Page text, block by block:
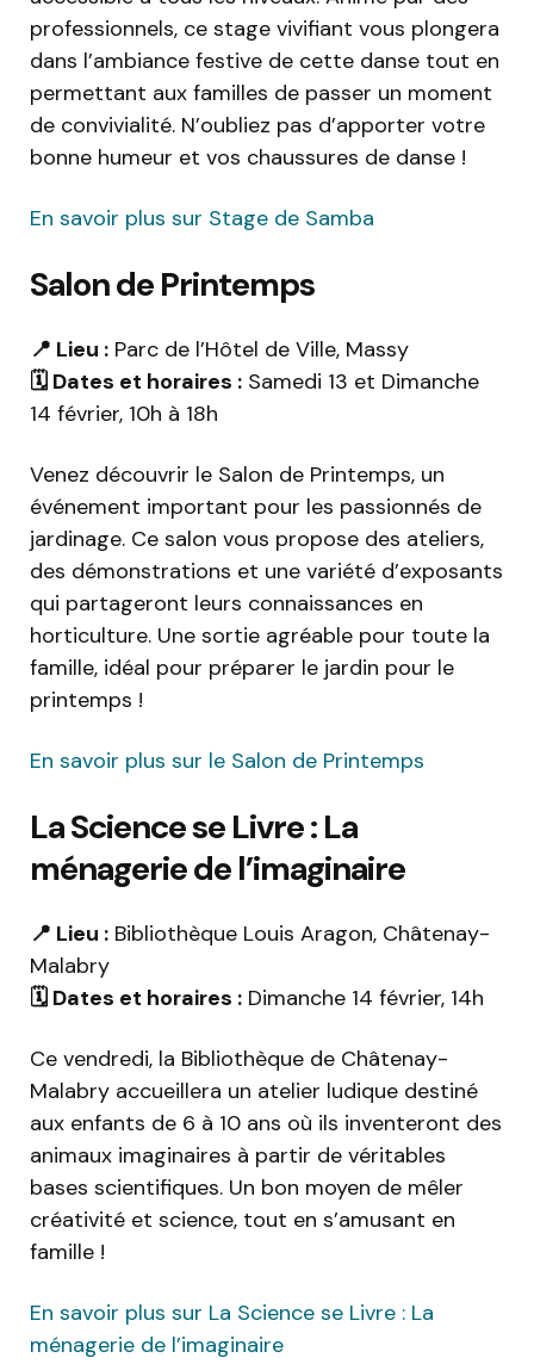
professionnels, ce stage vivifiant vous plongera
dans l’ambiance festive de cette danse tout en
permettant aux familles de passer un moment
de convivialité. N’oubliez pas d’apporter votre
bonne humeur et vos chaussures de danse !
En savoir plus sur Stage de Samba
Salon de Printemps
📍 Lieu : Parc de l’Hôtel de Ville, Massy
🗓️ Dates et horaires : Samedi 13 et Dimanche
14 février, 10h à 18h
Venez découvrir le Salon de Printemps, un
événement important pour les passionnés de
jardinage. Ce salon vous propose des ateliers,
des démonstrations et une variété d’exposants
qui partageront leurs connaissances en
horticulture. Une sortie agréable pour toute la
famille, idéal pour préparer le jardin pour le
printemps !
En savoir plus sur le Salon de Printemps
La Science se Livre : La
ménagerie de l’imaginaire
📍 Lieu : Bibliothèque Louis Aragon, Châtenay-
Malabry
🗓️ Dates et horaires : Dimanche 14 février, 14h
Ce vendredi, la Bibliothèque de Châtenay-
Malabry accueillera un atelier ludique destiné
aux enfants de 6 à 10 ans où ils inventeront des
animaux imaginaires à partir de véritables
bases scientifiques. Un bon moyen de mêler
créativité et science, tout en s’amusant en
famille !
En savoir plus sur La Science se Livre : La
ménagerie de l’imaginaire